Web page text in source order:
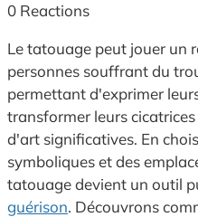
0 Reactions
Le tatouage peut jouer un
personnes souffrant du
permettant d'exprimer
transformer leurs
d'art significatives. En
symboliques et des
tatouage devient un outil
guérison. Découvrons